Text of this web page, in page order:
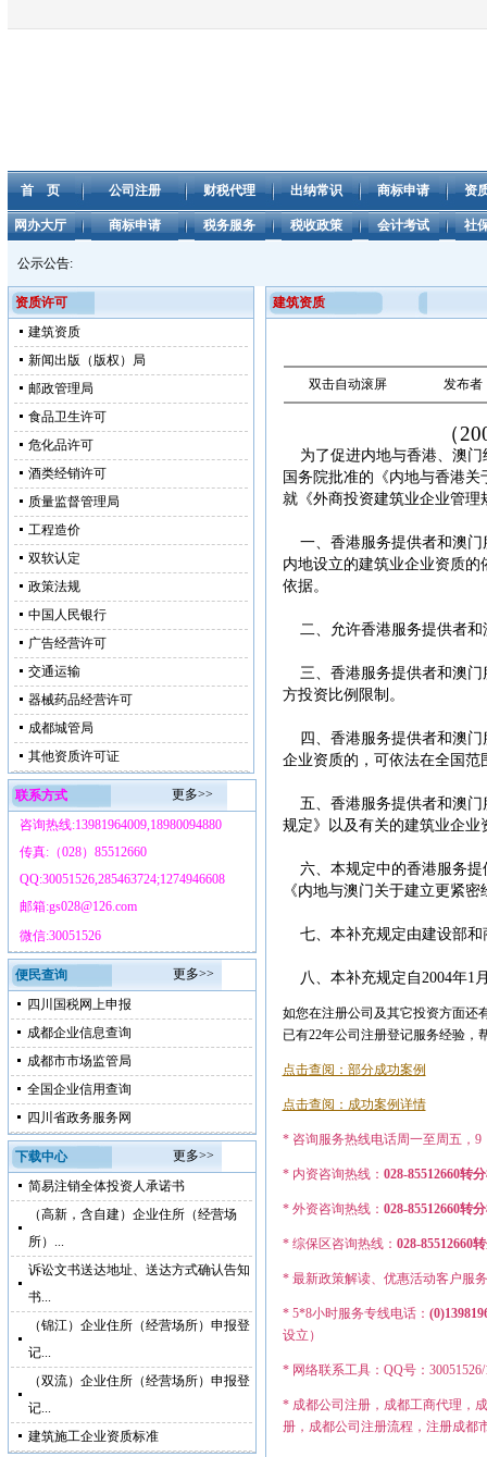
首 页 公司注册 财税代理 出纳常识 商标申请 资
网办大厅 商标申请 税务服务 税收政策 会计考试 社
公示公告:
资质许可
建筑资质
新闻出版（版权）局
邮政管理局
食品卫生许可
危化品许可
酒类经销许可
质量监督管理局
工程造价
双软认定
政策法规
中国人民银行
广告经营许可
交通运输
器械药品经营许可
成都城管局
其他资质许可证
联系方式
更多>>
咨询热线:13981964009,18980094880
传真:（028）85512660
QQ:30051526,285463724;1274946608
邮箱:gs028@126.com
微信:30051526
便民查询
更多>>
四川国税网上申报
成都企业信息查询
成都市市场监管局
全国企业信用查询
四川省政务服务网
下载中心
更多>>
简易注销全体投资人承诺书
（高新，含自建）企业住所（经营场
所）...
诉讼文书送达地址、送达方式确认告知
书...
（锦江）企业住所（经营场所）申报登
记...
（双流）企业住所（经营场所）申报登
记...
建筑施工企业资质标准
建筑资质
双击自动滚屏 发布者
（
为了促进内地与香港、澳
国务院批准的《内地与香港
就《外商投资建筑业企业管
一、香港服务提供者和澳
内地设立的建筑业企业资质
依据。
二、允许香港服务提供者
三、香港服务提供者和澳
方投资比例限制。
四、香港服务提供者和澳
企业资质的，可依法在全国范
五、香港服务提供者和澳
规定》以及有关的建筑业企业
六、本规定中的香港服务
《内地与澳门关于建立更紧
七、本补充规定由建设部
八、本补充规定自2004年1
如您在注册公司及其它投资方面还
已有22年公司注册登记服务经验，
点击查阅：部分成功案例
点击查阅：成功案例详情
* 咨询服务热线电话周一至周五，9
* 内资咨询热线： 028-85512660转
* 外资咨询热线： 028-85512660转
* 综保区咨询热线： 028-85512660
* 最新政策解读、优惠活动客户服
* 5*8小时服务专线电话：
设立）
* 网络联系工具：QQ号：30051526/
* 成都公司注册，成都工商代理，
册，成都公司注册流程，注册成都